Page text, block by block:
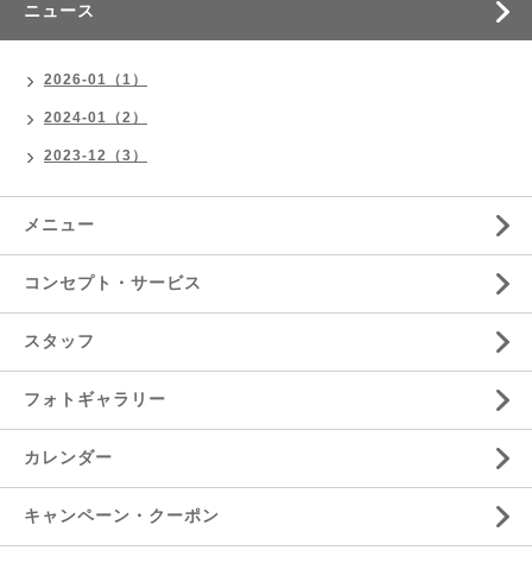
ニュース
2026-01（1）
2024-01（2）
2023-12（3）
メニュー
コンセプト・サービス
スタッフ
フォトギャラリー
カレンダー
キャンペーン・クーポン